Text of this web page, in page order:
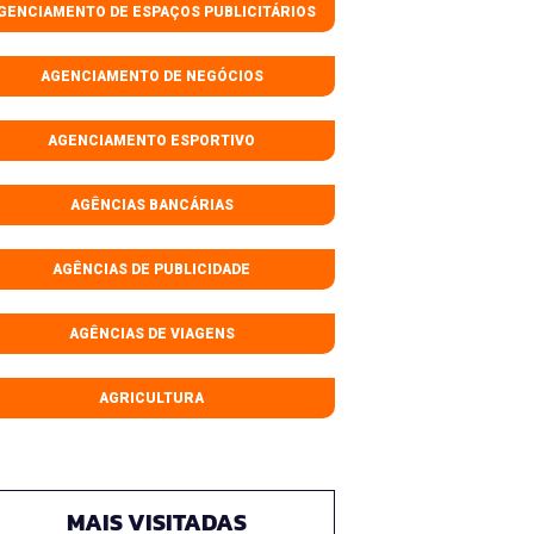
DE ESPAÇOS PUBLICITÁRIOS
AGENCIAMENTO DE NEGÓCIOS
AGENCIAMENTO ESPORTIVO
AGÊNCIAS BANCÁRIAS
AGÊNCIAS DE PUBLICIDADE
AGÊNCIAS DE VIAGENS
AGRICULTURA
MAIS VISITADAS